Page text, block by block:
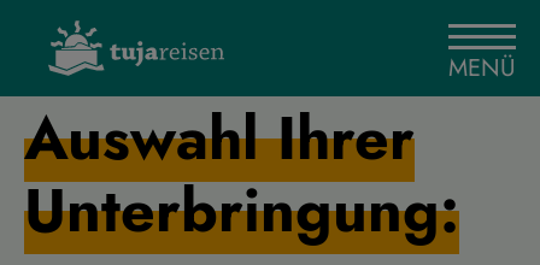
MENÜ
Auswahl Ihrer
Unterbringung: